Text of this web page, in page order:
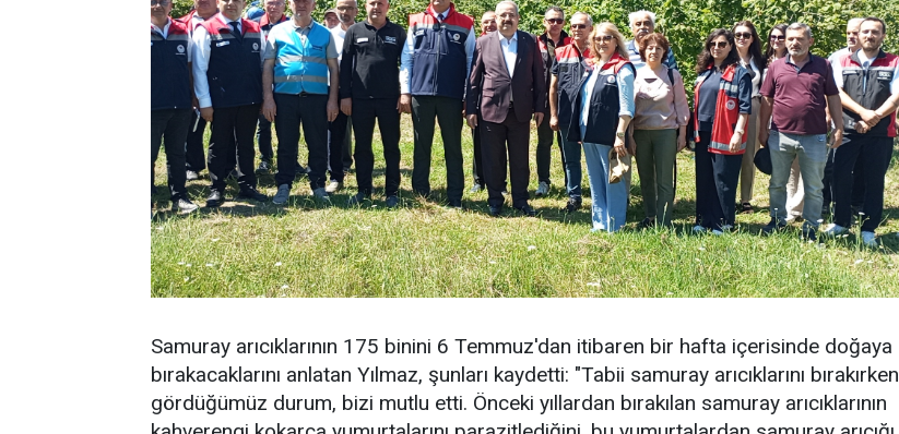
Samuray arıcıklarının 175 binini 6 Temmuz'dan itibaren bir hafta içerisinde doğaya
bırakacaklarını anlatan Yılmaz, şunları kaydetti: "Tabii samuray arıcıklarını bırakırken
gördüğümüz durum, bizi mutlu etti. Önceki yıllardan bırakılan samuray arıcıklarının